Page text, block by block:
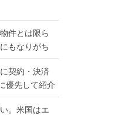
件とは限ら
もなりがち
契約・決済
優先して紹介
。米国はエ